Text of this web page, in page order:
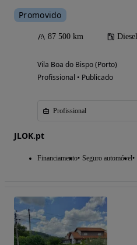
Promovido
87 500 km Diesel
Vila Boa do Bispo (Porto)
Profissional • Publicado
Profissional
JLOK.pt
Financiamento Seguro automóvel